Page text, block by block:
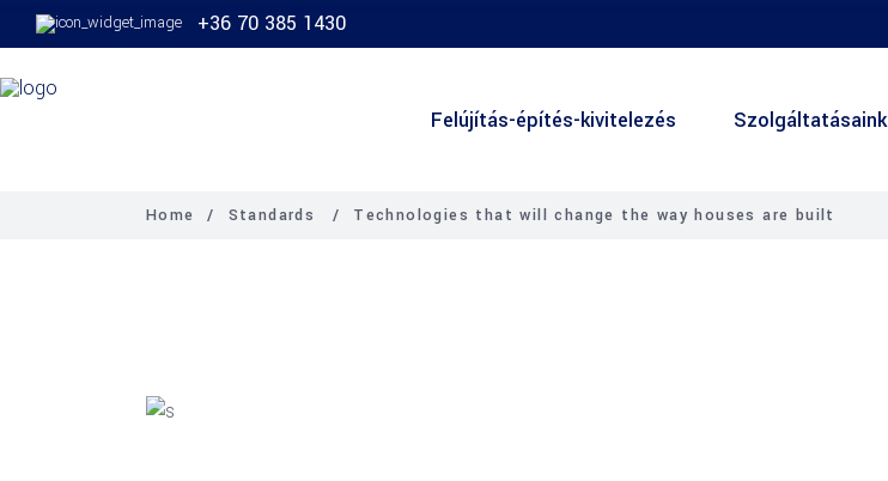
+36 70 385 1430
Felújítás-építés-kivitelezés Szolgáltatásaink
Home / Standards / Technologies that will change the way houses are built